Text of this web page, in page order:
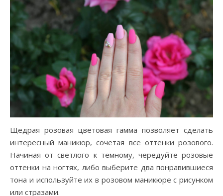
Щедрая розовая цветовая гамма позволяет сделать
интересный маникюр, сочетая все оттенки розового.
Начиная от светлого к темному, чередуйте розовые
оттенки на ногтях, либо выберите два понравившиеся
тона и используйте их в розовом маникюре с рисунком
или стразами.